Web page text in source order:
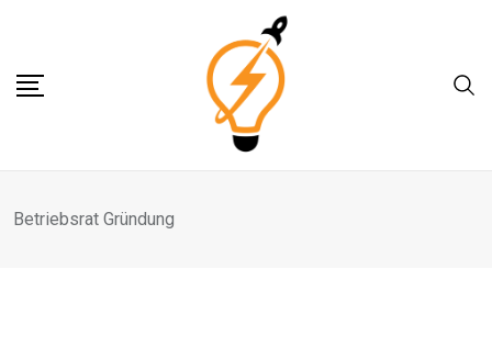
content
Betriebsrat Gründung